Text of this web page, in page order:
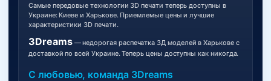
Самые передовые технологии 3D печати теперь доступны в
Украине: Киеве и Харькове. Приемлемые цены и лучшие
характеристики 3D печати.
3Dreams— недорогая распечатка 3Д моделей в Харькове с
доставкой по всей Украине. Теперь цены доступны как никогда.
С любовью, команда 3Dreams